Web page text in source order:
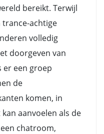
bereikt. Terwijl
achtige
volledig
doorgeven van
er een groep
de
komen, in
aanvoelen als de
chatroom,